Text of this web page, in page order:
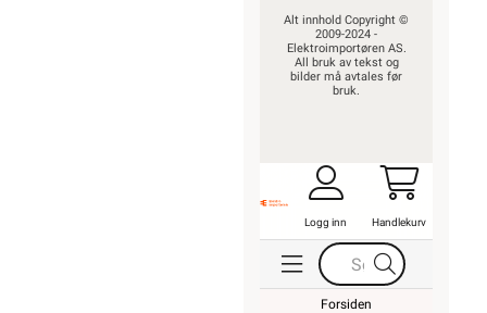
Alt innhold Copyright ©
2009-2024 -
Elektroimportøren AS.
All bruk av tekst og
bilder må avtales før
bruk.
Logg inn Handlekurv
Forsiden